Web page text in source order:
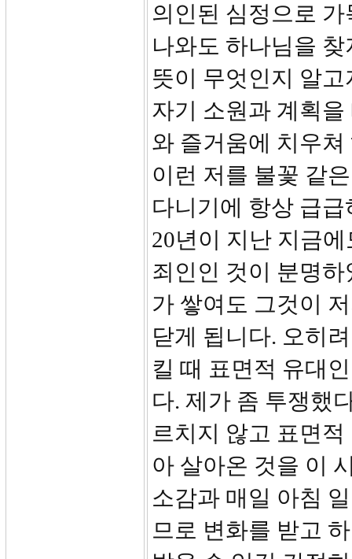
의인된 심정으로
나와도 하나님을
뜻이 무엇인지 알
자기 소원과 계획
와 즐거움에 치우
이런 저를 불꽃 같
다니기에 항상 급
20년이 지난 지금
죄인인 것이 분명
가 쌓여도 그것이
닫게 됩니다. 오히
킬 때 표면적 유대
다. 제가 좀 투쟁했
르치지 않고 표면
아 살아온 것을 이
소감과 매일 아침
므로 변화를 받고